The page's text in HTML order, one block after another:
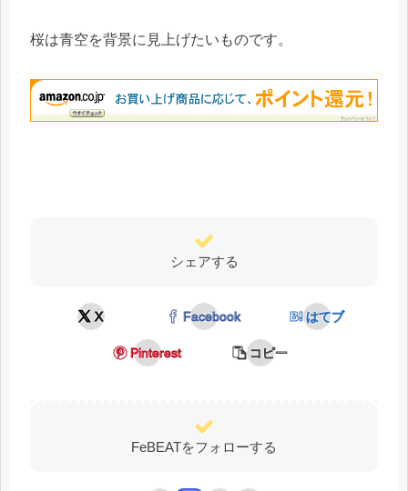
桜は青空を背景に見上げたいものです。
シェアする
X Facebook はてブ
Pinterest コピー
FeBEATをフォローする